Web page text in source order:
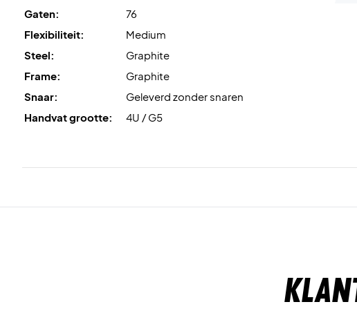
Gaten:
76
Flexibiliteit:
Medium
Steel:
Graphite
Frame:
Graphite
Snaar:
Geleverd zonder snaren
Handvat grootte:
4U / G5